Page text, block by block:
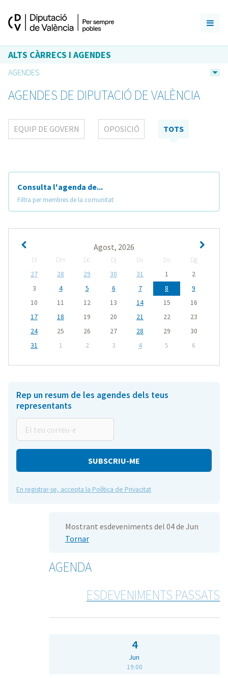
ALTS CÀRRECS I AGENDES
AGENDES
AGENDES DE DIPUTACIÓ DE VALÈNCIA
EQUIP DE GOVERN OPOSICIÓ TOTS
Consulta l'agenda de...
Filtra per membres de la comunitat
Agost, 2026
Dl Dm Dc Dj Dv Ds
Dg
27
28 29 30 31 1
2
3
4 5 6 7 8
9
10
11 12 13 14 15
16
17
18 19 20 21 22
23
24
25 26 27 28 29
30
31
1 2 3 4 5 6
Rep un resum de les agendes dels teus
representants
teu
correu-
En registrar-se, accepta la Política de Privacitat
Mostrant esdeveniments del 04 de Jun
Tornar
AGENDA
ESDEVENIMENTS PASSATS
4
Jun
19:00